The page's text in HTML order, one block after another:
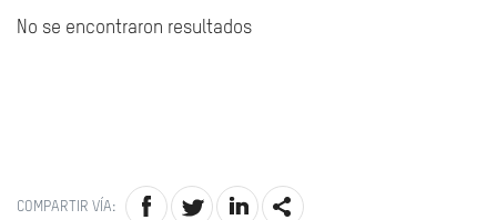
No se encontraron resultados
COMPARTIR VÍA: